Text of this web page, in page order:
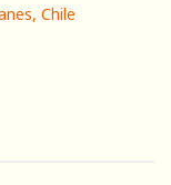
Chile